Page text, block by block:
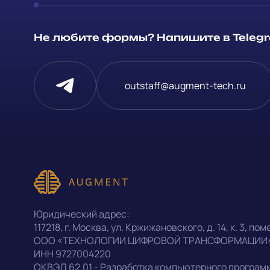
outstaff@augment-tech.ru
+7 (499) 302-30-53
Оставить заявку
Не любите формы? Напишите в
outstaff@augment-tech.ru
Юридический адрес:
117218, г. Москва,ул. Кржижановского, д. 14, к. 3,
ООО «ТЕХНОЛОГИИ ЦИФРОВОЙ
ИНН 9727004220
ОКВЭД 62.01 - Разработка компьютерного
Telegram
проект